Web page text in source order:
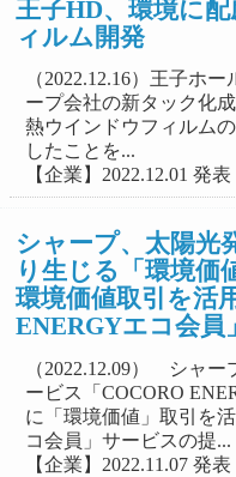
王子HD、環境に
ィルム開発
（2022.12.16）王子ホ
ープ会社の新タック化
熱ウインドウフィルム
したことを...
【企業】2022.12.01 発表
シャープ、太陽光
り生じる「環境価
環境価値取引を活
ENERGYエコ会員
（2022.12.09） シャ
ービス「COCORO
に「環境価値」取引を
コ会員」サービスの提...
【企業】2022.11.07 発表